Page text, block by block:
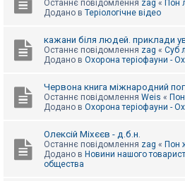
Останнє повідомлення zag « Пон
Додано в Теріологічне відео
кажани біля людей. приклади
Останнє повідомлення zag « Суб
Додано в Охорона теріофауни -
Червона книга міжнародний
Останнє повідомлення Weis «
Додано в Охорона теріофауни -
Олексій Міхєєв - д.б.н.
Останнє повідомлення zag « Пон
Додано в Новини нашого
общества